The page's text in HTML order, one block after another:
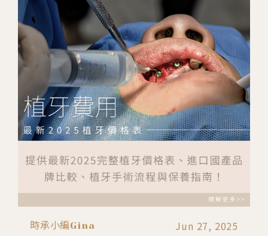
彈。
時承牙醫將完整整理 智齒要不要拔的判斷依據、智
齒痛的原因與處理方式、不拔智齒的後果、拔智齒的
流程與風險、最佳年齡建議，以及高雄拔智齒的攻
略。讓你在面對智齒時，不再只靠 PTT 與 Dcard 的
經驗談，而是有醫師級的完整知識。
時承小編Gina Jun 27, 2025